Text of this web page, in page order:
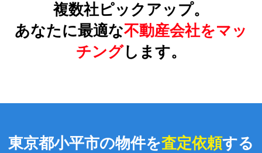
複数社ピックアップ。
あなたに最適な不動産会社をマッ
チングします。
東京都小平市の物件を査定依頼する